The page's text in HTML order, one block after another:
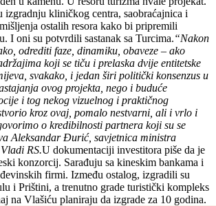
izgradnju kliničkog centra, saobraćajnica i
ostalih resora kako bi pripremili
I oni su potvrdili sastanak sa Turcima.“Nakon
odrediti faze, dinamiku, obaveze – ako
koji se tiču i prelaska dvije entitetske
svakako, i jedan širi politički konsenzus u
ovog projekta, nego i buduće
i tog nekog vizuelnog i praktičnog
kroz ovaj, pomalo nestvarni, ali i vrlo i
o kredibilnosti partnera koji su se
Aleksandar Đurić, savjetnica ministra
RS.U dokumentaciji investitora piše da je
konzorcij. Sarađuju sa kineskim bankama i
firmi. Između ostalog, izgradili su
i Prištini, a trenutno grade turistički kompleks
na Vlašiću planiraju da izgrade za 10 godina.